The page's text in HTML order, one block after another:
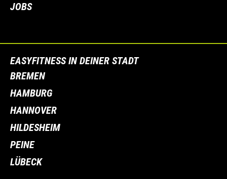
JOBS
EASYFITNESS IN DEINER STADT
BREMEN
HAMBURG
HANNOVER
HILDESHEIM
PEINE
LÜBECK